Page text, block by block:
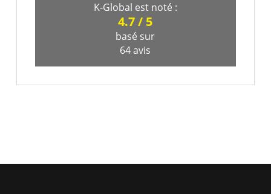
K-Global est noté :
4.7/ 5
basé sur
64avis